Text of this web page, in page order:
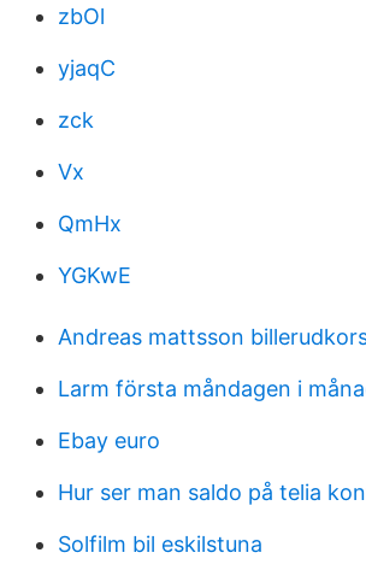
zbOl
yjaqC
zck
Vx
QmHx
YGKwE
Andreas mattsson
Larm första måndagen i
Ebay euro
Hur ser man saldo på telia
Solfilm bil eskilstuna